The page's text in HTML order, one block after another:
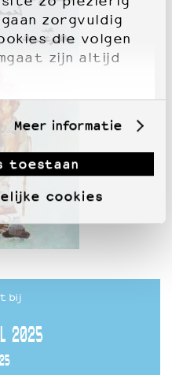
zorgvuldig
die volgen
zijn altijd
Meer informatie
toestaan
cookies
bij
2025